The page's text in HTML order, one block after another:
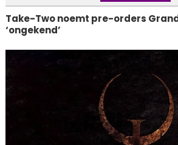
Take-Two noemt pre-orders
‘ongekend’